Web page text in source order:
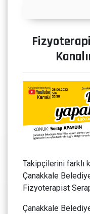
Takipçilerini farklı
Çanakkale
Fizyoterapist Serap
Çanakkale